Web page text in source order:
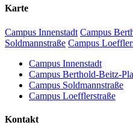
Karte
Campus Innenstadt Campus
Soldmannstraße Campus
Campus Innenstadt
Campus Berthold-Beitz-
Campus Soldmannstraße
Campus Loefflerstraße
Kontakt